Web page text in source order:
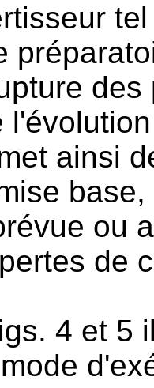
ainsi
ou
de
4 et 5